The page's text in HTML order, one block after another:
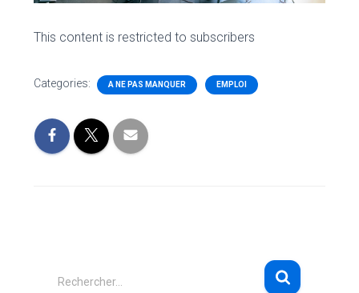
This content is restricted to subscribers
Categories: A NE PAS MANQUER EMPLOI
R
Rechercher…